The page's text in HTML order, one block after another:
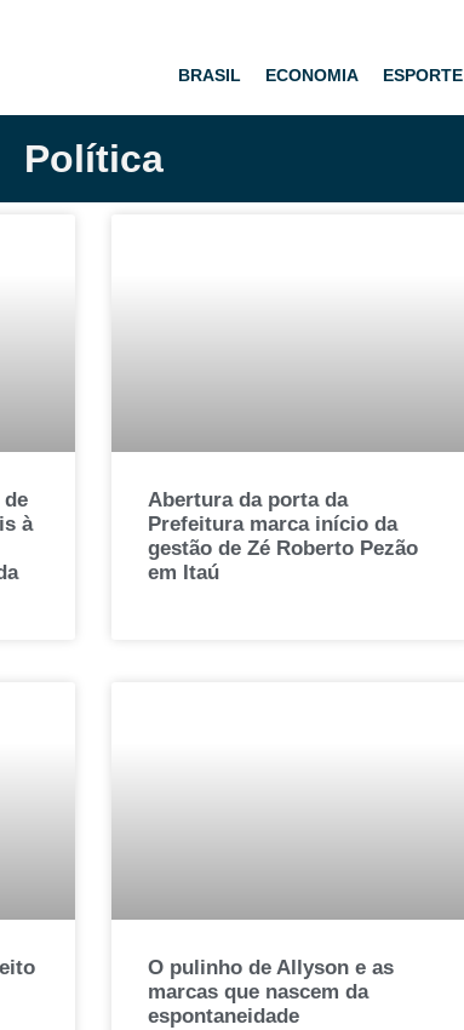
BRASIL ECONOMIA ESPORTE
Política
à
Abertura da porta da
Prefeitura marca início da
gestão de Zé Roberto Pezão
em Itaú
O pulinho de Allyson e as
marcas que nascem da
espontaneidade